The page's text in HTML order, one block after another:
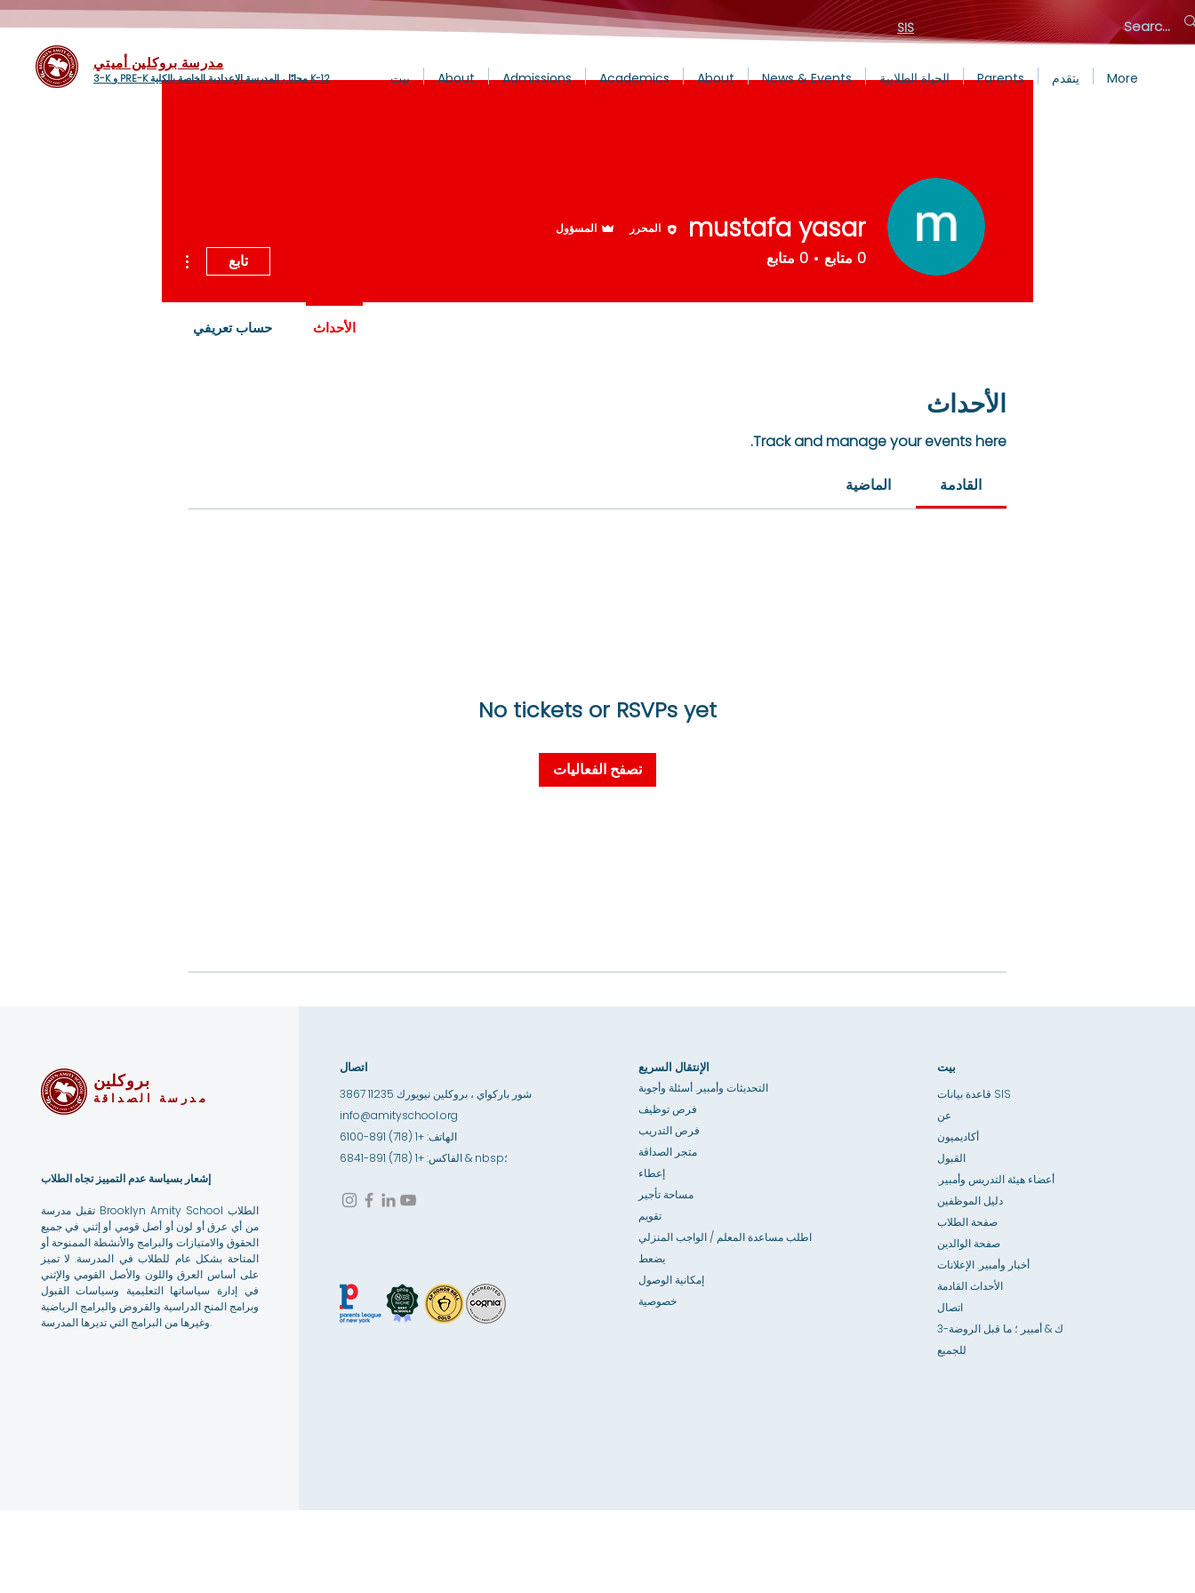
SIS
مدرسة بروكلين أميتي
3-K و PRE-K مجانًا ، المدرسة الإعدادية الخاصة بالكلية K-12 بيت About Admissions Academics About News & Events الحياة الطلابية Parents يتقدم More
الأحداث
Track and manage your events here.
القادمة الماضية
No tickets or RSVPs yet
تصفح الفعاليات
mustafa yasar المحرر المسؤول
0 متابع 0 متابع تابع
حساب تعريفي الأحداث
بروكلين
مدرسة الصداقة
إشعار بسياسة عدم التمييز تجاه الطلاب
تقبل مدرسة Brooklyn Amity School الطلاب
من أي عرق أو لون أو أصل قومي أو إثني في جميع
الحقوق والامتيازات والبرامج والأنشطة الممنوحة أو
المتاحة بشكل عام للطلاب في المدرسة. لا تميز
على أساس العرق واللون والأصل القومي والإثني
في إدارة سياساتها التعليمية وسياسات القبول
وبرامج المنح الدراسية والقروض والبرامج الرياضية
وغيرها من البرامج التي تديرها المدرسة.
اتصال
3867 شور باركواي ، بروكلين نيويورك 11235
info@amityschool.org
الهاتف: +1 (718) 891-6100
الفاكس: +1 (718) 891-6841 & nbsp؛
الإنتقال السريع
التحديثات وأمبير. أسئلة وأجوبة
فرص توظيف
فرص التدريب
متجر الصداقة
إعطاء
مساحة تأجير
تقويم
اطلب مساعدة المعلم / الواجب المنزلي
يضعط
إمكانية الوصول
خصوصية
بيت
قاعدة بيانات SIS
عن
أكاديميون
القبول
أعضاء هيئة التدريس وأمبير.
دليل الموظفين
صفحة الطلاب
صفحة الوالدين
أخبار وأمبير. الإعلانات
الأحداث القادمة
اتصال
3-ك & أمبير ؛ ما قبل الروضة
للجميع